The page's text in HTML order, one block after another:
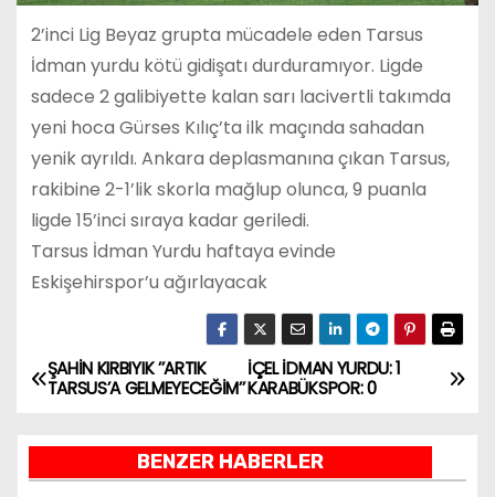
2’inci Lig Beyaz grupta mücadele eden Tarsus
İdman yurdu kötü gidişatı durduramıyor. Ligde
sadece 2 galibiyette kalan sarı lacivertli takımda
yeni hoca Gürses Kılıç’ta ilk maçında sahadan
yenik ayrıldı. Ankara deplasmanına çıkan Tarsus,
rakibine 2-1’lik skorla mağlup olunca, 9 puanla
ligde 15’inci sıraya kadar geriledi.
Tarsus İdman Yurdu haftaya evinde
Eskişehirspor’u ağırlayacak
Y
z
İÇEL İDMAN YURDU: 1
KARABÜKSPOR: 0
ŞAHİN KIRBIYIK ’’ARTIK
TARSUS’A GELMEYECEĞİM’’
BENZER HABERLER